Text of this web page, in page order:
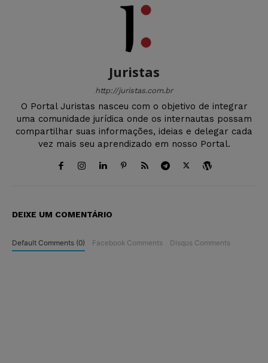
Juristas
http://juristas.com.br
O Portal Juristas nasceu com o objetivo de integrar
uma comunidade jurídica onde os internautas possam
compartilhar suas informações, ideias e delegar cada
vez mais seu aprendizado em nosso Portal.
DEIXE UM COMENTÁRIO
Default Comments (0) Facebook Comments Disqus Comments